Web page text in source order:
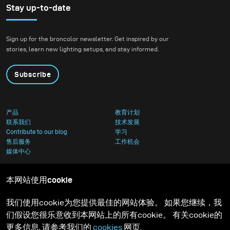
setting that blended
nature with
architecture.
Stay up-to-date
Sign up for the broncolor newsletter. Get inspired by our
stories, learn new lighting setups, and stay informed.
Subscribe
产品
教育计划
联系我们
技术发展
Contribute to our blog
学习
售后服务
工作机会
媒体中心
本网站使用cookie
我们使用cookie为您提供最佳的网站体验。 如果您继续，我
们假设您很乐意收到本网站上的所有cookie。 有关cookie的
更多信息, 请参考我们的 cookies 网页.